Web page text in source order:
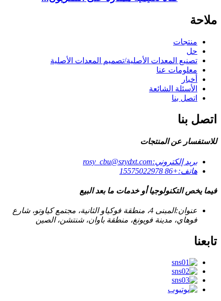
ملاحة
منتجات
حل
تصنيع المعدات الأصلية/تصميم المعدات الأصلية
معلومات عنا
أخبار
الأسئلة الشائعة
اتصل بنا
اتصل بنا
للاستفسار عن المنتجات
بريد إلكتروني:rosy_cbu@szydxt.com
هاتف:+86 15575022978
فيما يخص التكنولوجيا أو خدمات ما بعد البيع
عنوان:
المبنى 4، منطقة فوكياو الثانية، مجتمع كياوتو، شارع
فوهاي، مدينة فويونغ، منطقة باوان، شنتشن، الصين
تابعنا